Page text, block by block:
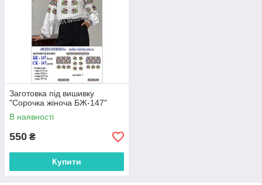
Заготовка під вишивку
"Сорочка жіноча БЖ-147"
В наявності
550 ₴
Купити